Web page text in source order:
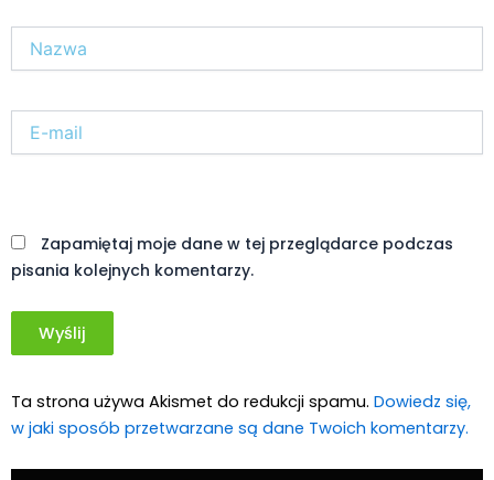
Nazwa*
mail*
Zapamiętaj moje dane w tej przeglądarce podczas
pisania kolejnych komentarzy.
Ta strona używa Akismet do redukcji spamu. Dowiedz się,
w jaki sposób przetwarzane są dane Twoich komentarzy.